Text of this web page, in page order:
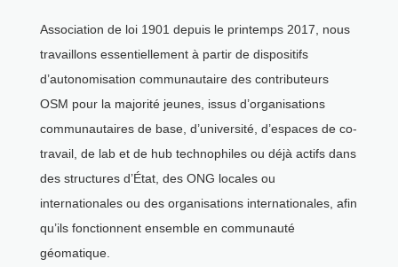
Association de loi 1901 depuis le printemps 2017, nous
travaillons essentiellement à partir de dispositifs
d’autonomisation communautaire des contributeurs
OSM pour la majorité jeunes, issus d’organisations
communautaires de base, d’université, d’espaces de co-
travail, de lab et de hub technophiles ou déjà actifs dans
des structures d’État, des ONG locales ou
internationales ou des organisations internationales, afin
qu’ils fonctionnent ensemble en communauté
géomatique.